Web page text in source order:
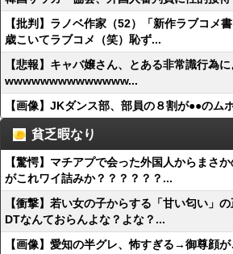
【批判】ラノベ作家（52）「新作ラブコメ
歳こいてラブコメ（笑）恥ず...
【悲報】キャバ嬢さん、とある非常識行為
wwwwwwwwwwwwww...
【画像】JKダンス部、部員の８割が●●のム
貧乏暇なり
【驚愕】マチアプで会った外国人からまさ
がこれワイ詰みか？？？？？？...
【衝撃】若い女の子からする「甘い匂い」
DTなんておらんよな？よな？...
【画像】愛知の半グレ、怖すぎる→御尊顔